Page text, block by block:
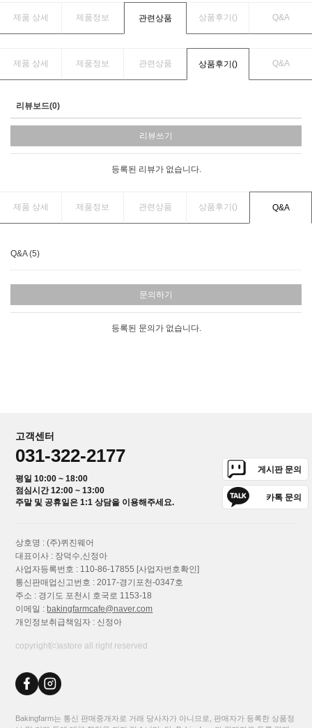
제품 상세 제품정보 관련상품 상품후기() Q&A
제품 상세 제품정보 관련상품 상품후기() Q&A
리뷰보드(0)
리뷰쓰기
등록된 리뷰가 없습니다.
제품 상세 제품정보 관련상품 상품후기() Q&A
Q&A (5)
문의하기
등록된 문의가 없습니다.
고객센터
031-322-2177
평일 10:00 ~ 18:00
점심시간 12:00 ~ 13:00
주말 및 공휴일은 1:1 상담을 이용해주세요.
게시판 문의
카톡 문의
상호명 : (주)퀴진웨어
대표이사 : 장덕수,신정아
사업자등록번호 : 110-86-17855 [사업자번호확인]
통신판매업신고번호 : 2017-경기포천-0347호
주소 : 경기도 포천시 호국로 1153-18
이메일 : bakingfarmcafe@naver.com
개인정보취급책임자 : 신정아
copyright⒞astore all right reserved
Bakingfarm는 통신 판매중개자로 거래 당사자가 아니므로, 판매자가 등록한 상품정